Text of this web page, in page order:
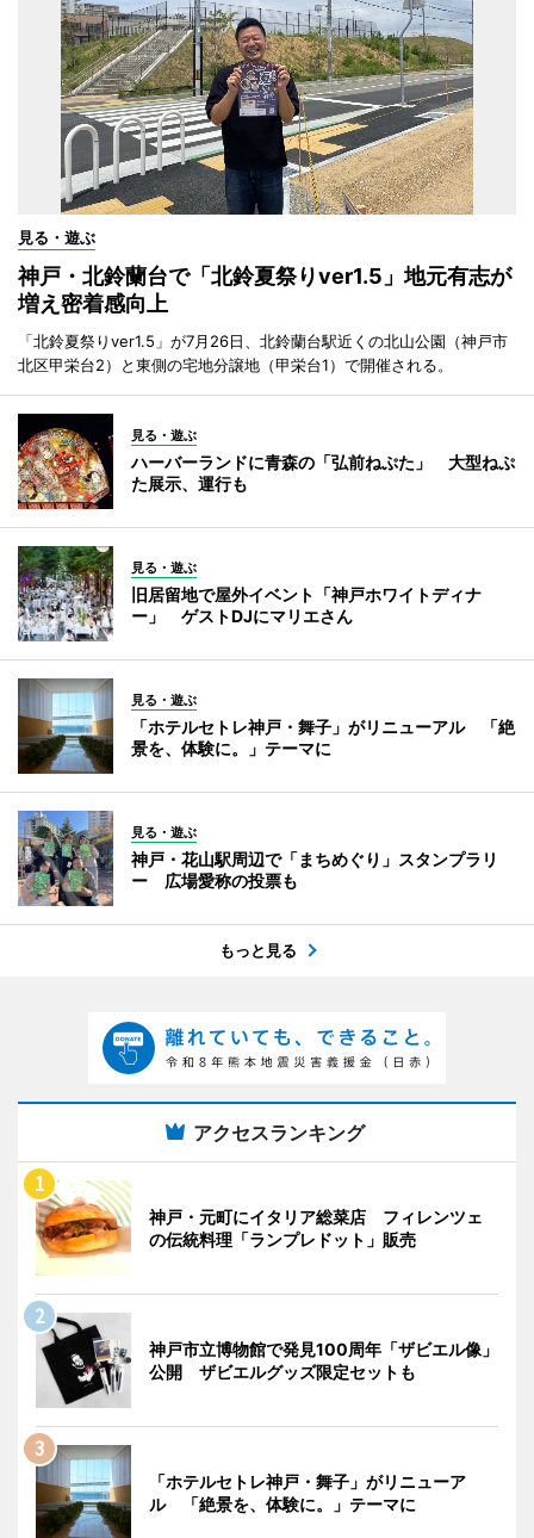
見る・遊ぶ
神戸・北鈴蘭台で「北鈴夏祭りver1.5」地元有志が
増え密着感向上
「北鈴夏祭りver1.5」が7月26日、北鈴蘭台駅近くの北山公園（神戸市
北区甲栄台2）と東側の宅地分譲地（甲栄台1）で開催される。
見る・遊ぶ
ハーバーランドに青森の「弘前ねぷた」 大型ねぷ
た展示、運行も
見る・遊ぶ
旧居留地で屋外イベント「神戸ホワイトディナ
ー」 ゲストDJにマリエさん
見る・遊ぶ
「ホテルセトレ神戸・舞子」がリニューアル 「絶
景を、体験に。」テーマに
見る・遊ぶ
神戸・花山駅周辺で「まちめぐり」スタンプラリ
ー 広場愛称の投票も
もっと見る
アクセスランキング
神戸・元町にイタリア総菜店 フィレンツェ
の伝統料理「ランプレドット」販売
神戸市立博物館で発見100周年「ザビエル像」
公開 ザビエルグッズ限定セットも
「ホテルセトレ神戸・舞子」がリニューア
ル 「絶景を、体験に。」テーマに